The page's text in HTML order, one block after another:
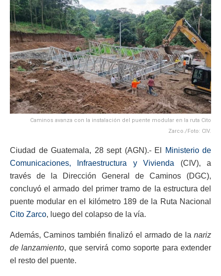
Caminos avanza con la instalación del puente modular en la ruta Cito
Zarco./Foto: CIV.
Ciudad de Guatemala, 28 sept (AGN).- El
Ministerio de
Comunicaciones, Infraestructura y Vivienda (CIV), a
través de la Dirección General de Caminos (DGC),
concluyó el armado del primer tramo de la estructura del
puente modular en el kilómetro 189 de la Ruta Nacional
Cito Zarco, luego del colapso de la vía.
Además, Caminos también finalizó el armado de la nariz
de lanzamiento, que servirá como soporte para extender
el resto del puente.